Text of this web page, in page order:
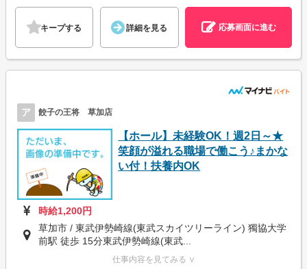
キープする 詳細を見る 応募画面に進む
ア 餃子の王将 草加店
【ホール】未経験OK！週2日～★
笑顔が溢れる職場で働こう♪まかな
い付！扶養内OK
時給1,200円
草加市 / 東武伊勢崎線(東武スカイツリーライン) 獨協大学
前駅 徒歩 15分東武伊勢崎線(東武...
仕事内容を見てみる ∨